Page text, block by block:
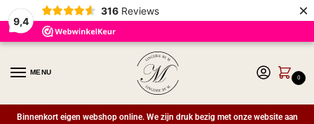
9,4
316 Reviews ×
MENU
0
Binnenkort eigen webshop online. We zijn druk bezig met onze website aan